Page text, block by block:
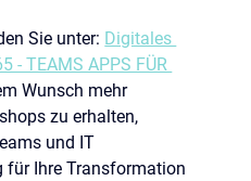
Sie unter: Digitales
- TEAMS APPS FÜR
Wunsch mehr
zu erhalten,
und IT
für Ihre Transformation